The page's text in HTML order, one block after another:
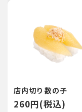
店内切り 数の子
260円(税込)